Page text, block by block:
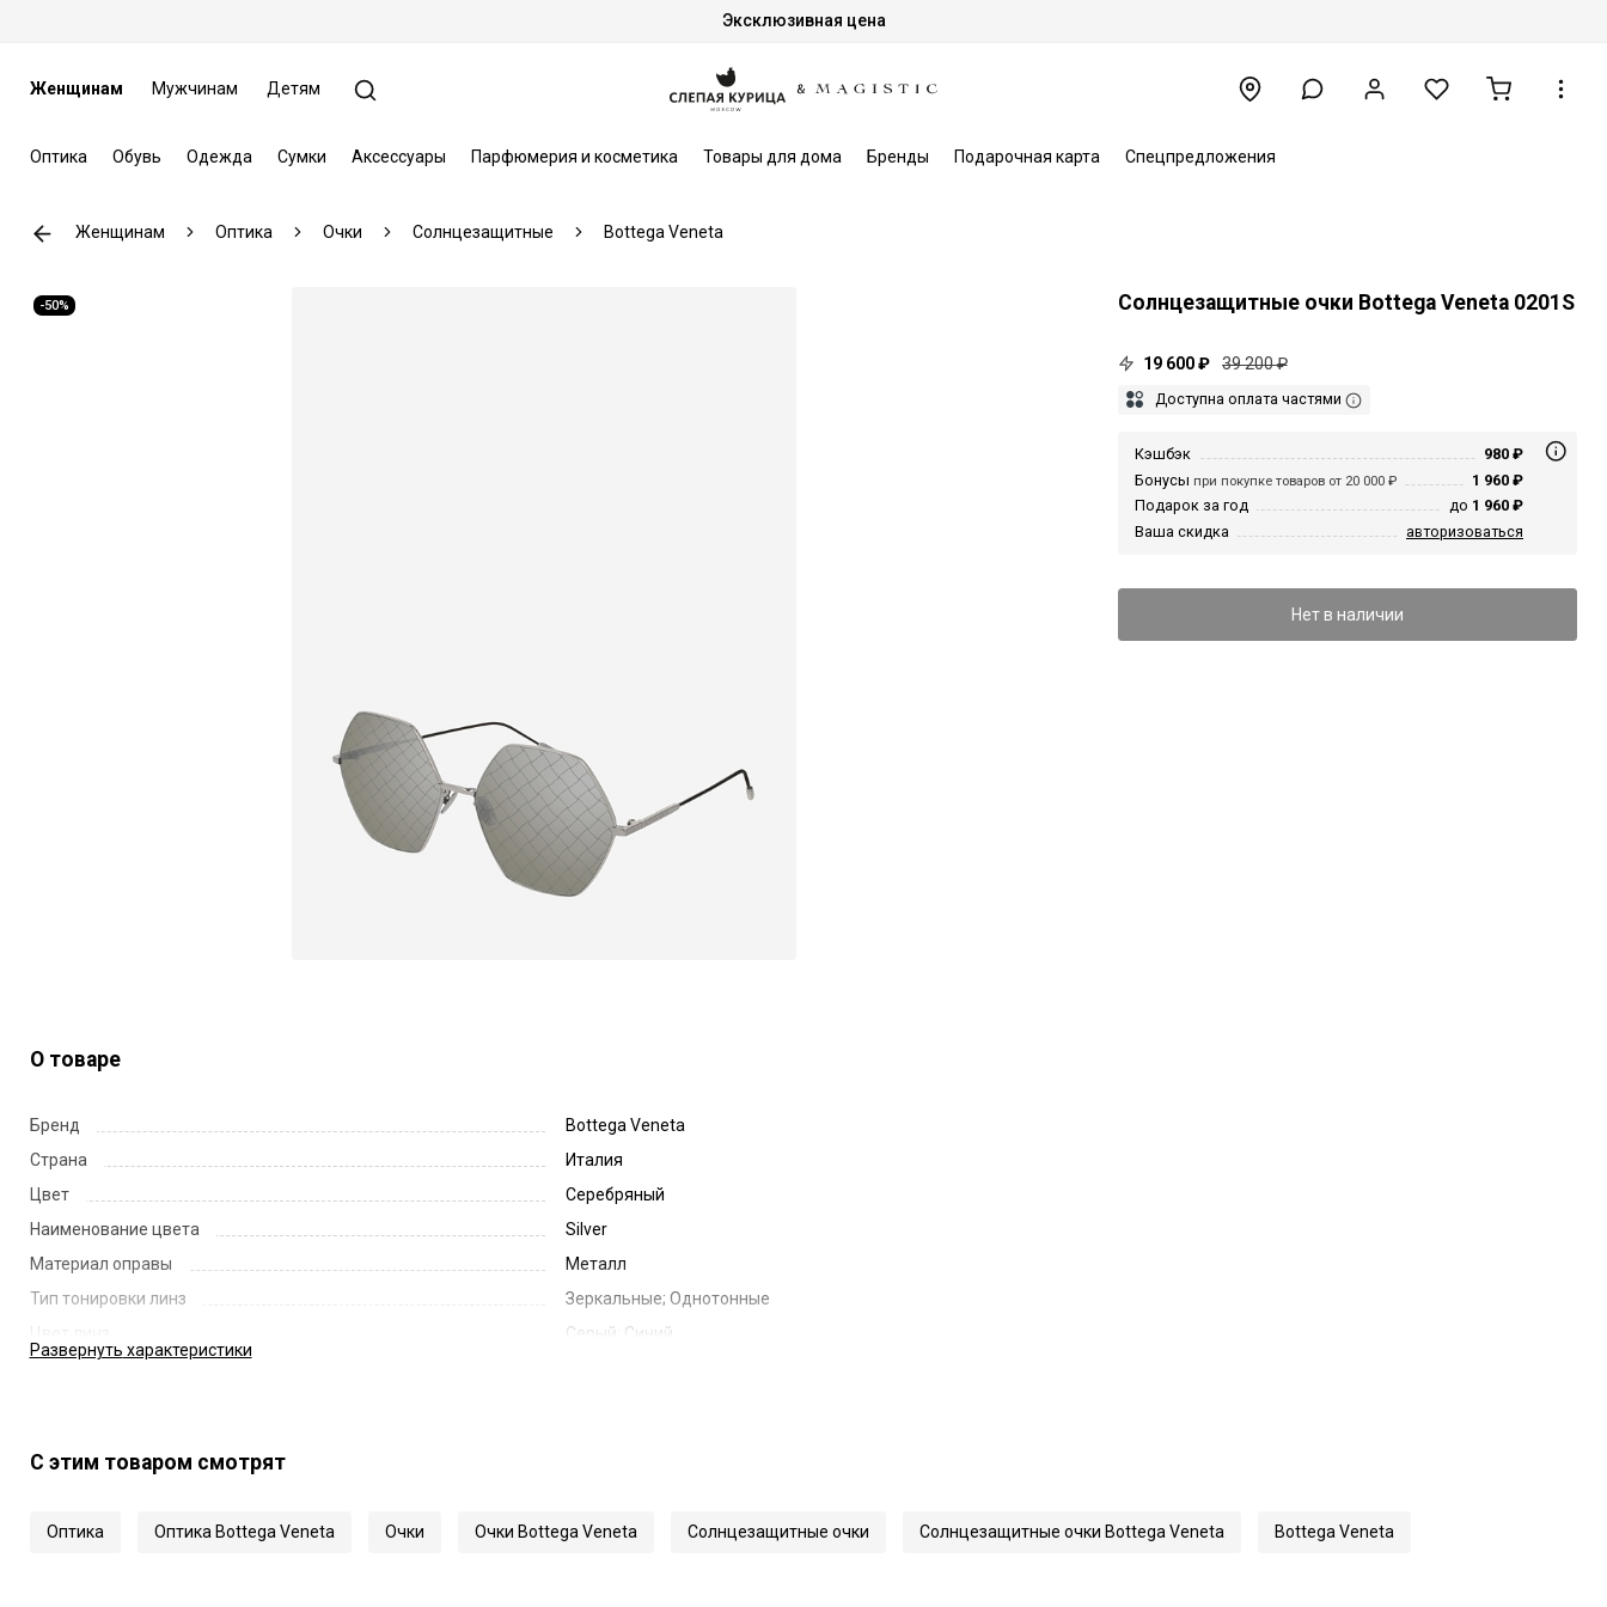
Эксклюзивная цена
Женщинам Мужчинам Детям
Оптика Обувь Одежда Сумки Аксессуары Парфюмерия и косметика Товары для дома Бренды Подарочная карта Спецпредложения
Женщинам Оптика Очки Солнцезащитные Bottega Veneta
-50% Солнцезащитные очки Bottega Veneta 0201S
19 600 ₽ 39 200 ₽
Доступна оплата частями
Кэшбэк
980 ₽
Бонусы при покупке товаров от 20 000 ₽
1 960 ₽
Подарок за год
до 1 960 ₽
Ваша скидка
авторизоваться
Нет в наличии
О товаре
Бренд
Bottega Veneta
Страна
Италия
Цвет
Серебряный
Наименование цвета
Silver
Материал оправы
Металл
Тип тонировки линз
Зеркальные; Однотонные
Цвет линз
Серый; Синий
Длина заушника
Артикул
0201S
Развернуть характеристики
С этим товаром смотрят
Оптика Оптика Bottega Veneta Очки Очки Bottega Veneta Солнцезащитные очки Солнцезащитные очки Bottega Veneta Bottega Veneta